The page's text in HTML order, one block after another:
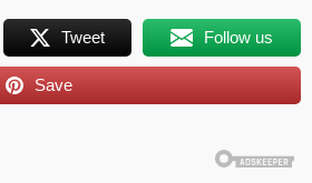
Tweet Follow us
Save